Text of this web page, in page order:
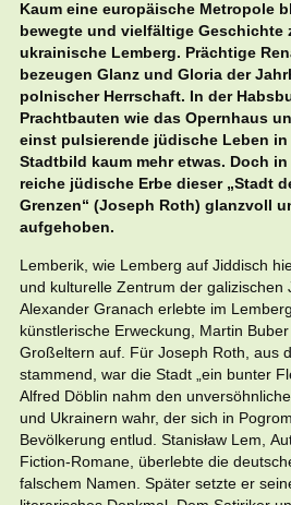
Kaum eine europäische Metropole
bewegte und vielfältige Geschichte
ukrainische Lemberg. Prächtige
bezeugen Glanz und Gloria der
polnischer Herrschaft. In der
Prachtbauten wie das Opernhaus
einst pulsierende jüdische Leben in
Stadtbild kaum mehr etwas. Doch
reiche jüdische Erbe dieser „Stadt
Grenzen“ (Joseph Roth) glanzvoll
aufgehoben.
Lemberik, wie Lemberg auf Jiddisch
und kulturelle Zentrum der galizischen
Alexander Granach erlebte im
künstlerische Erweckung, Martin
Großeltern auf. Für Joseph Roth, aus
stammend, war die Stadt „ein bunter
Alfred Döblin nahm den
und Ukrainern wahr, der sich in
Bevölkerung entlud. Stanisław Lem,
Fiction-Romane, überlebte die
falschem Namen. Später setzte er